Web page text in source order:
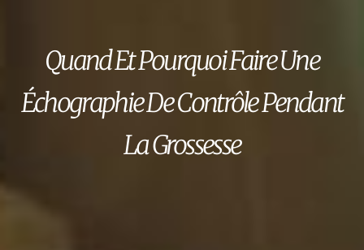
Quand Et Pourquoi Faire Une
Échographie De Contrôle Pendant
La Grossesse